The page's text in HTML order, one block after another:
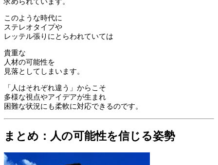
このような時代に
ステレオタイプや
レッテル張りにとらわれていては
貴重な
人材の可能性を
見落としてしまいます。
「人はそれぞれ違う」からこそ
多様な視点やアイデアが生まれ
困難な状況にも柔軟に対応できるのです。
まとめ：人の可能性を信じる姿勢